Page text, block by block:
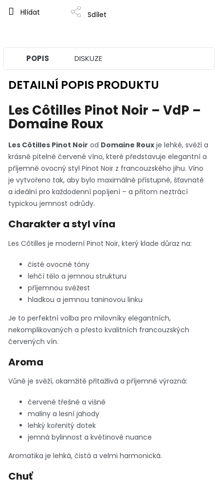
Hlídat Sdílet
POPIS DISKUZE
DETAILNÍ POPIS PRODUKTU
Les Côtilles Pinot Noir – VdP –
Domaine Roux
Les Côtilles Pinot Noir od Domaine Roux je lehké, svěží a
krásně pitelné červené víno, které představuje elegantní a
příjemně ovocný styl Pinot Noir z francouzského jihu. Víno
je vytvořeno tak, aby bylo maximálně přístupné, šťavnaté
a ideální pro každodenní popíjení – a přitom neztrácí
typickou jemnost odrůdy.
Charakter a styl vína
Les Côtilles je moderní Pinot Noir, který klade důraz na:
čisté ovocné tóny
lehčí tělo a jemnou strukturu
příjemnou svěžest
hladkou a jemnou taninovou linku
Je to perfektní volba pro milovníky elegantních,
nekomplikovaných a přesto kvalitních francouzských
červených vín.
Aroma
Vůně je svěží, okamžitě přitažlivá a příjemně výrazná:
červené třešně a višně
maliny a lesní jahody
lehký kořenitý dotek
jemná bylinnost a květinové nuance
Aromatika je lehká, čistá a velmi harmonická.
Chuť